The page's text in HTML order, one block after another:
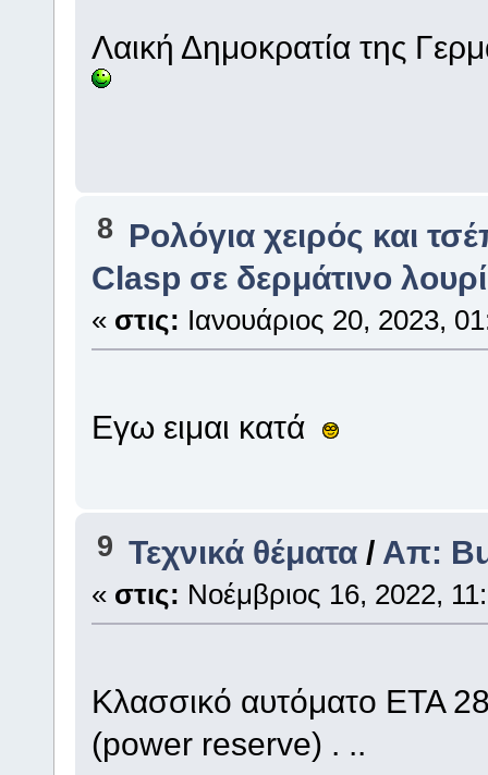
Λαική Δημοκρατία της
8 Ρολόγια χειρός και
Clasp σε δερμάτινο λουρί
« στις: Ιανουάριος 20, 2023,
Εγω ειμαι κατά
9 Τεχνικά θέματα / Απ:
« στις: Νοέμβριος 16, 2022,
Kλασσικό αυτόματο ETA
(power reserve) . ..